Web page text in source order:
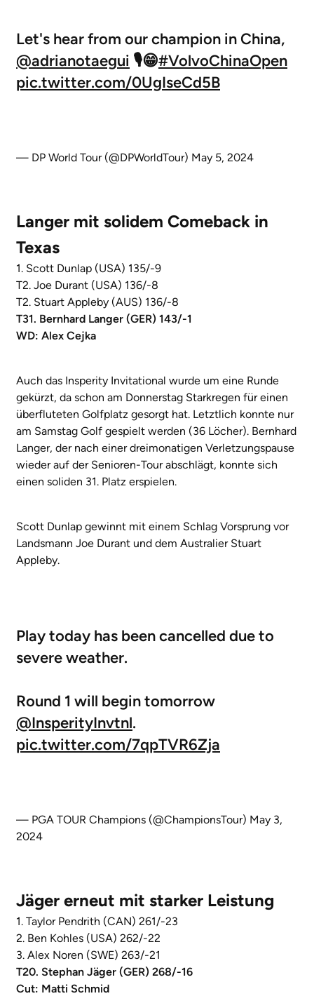
Let's hear from our champion in China,
@adrianotaegui 🎙️😁#VolvoChinaOpen
pic.twitter.com/0UgIseCd5B
— DP World Tour (@DPWorldTour) May 5, 2024
Langer mit solidem Comeback in
Texas
1. Scott Dunlap (USA) 135/-9
T2. Joe Durant (USA) 136/-8
T2. Stuart Appleby (AUS) 136/-8
T31. Bernhard Langer (GER) 143/-1
WD: Alex Cejka
Auch das Insperity Invitational wurde um eine Runde
gekürzt, da schon am Donnerstag Starkregen für einen
überfluteten Golfplatz gesorgt hat. Letztlich konnte nur
am Samstag Golf gespielt werden (36 Löcher). Bernhard
Langer, der nach einer dreimonatigen Verletzungspause
wieder auf der Senioren-Tour abschlägt, konnte sich
einen soliden 31. Platz erspielen.
Scott Dunlap gewinnt mit einem Schlag Vorsprung vor
Landsmann Joe Durant und dem Australier Stuart
Appleby.
Play today has been cancelled due to
severe weather.
Round 1 will begin tomorrow
@InsperityInvtnl.
pic.twitter.com/7qpTVR6Zja
— PGA TOUR Champions (@ChampionsTour) May 3,
2024
Jäger erneut mit starker Leistung
1. Taylor Pendrith (CAN) 261/-23
2. Ben Kohles (USA) 262/-22
3. Alex Noren (SWE) 263/-21
T20. Stephan Jäger (GER) 268/-16
Cut: Matti Schmid